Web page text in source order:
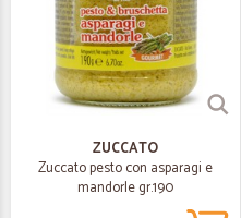
ZUCCATO
Zuccato pesto con asparagi e
mandorle gr.190